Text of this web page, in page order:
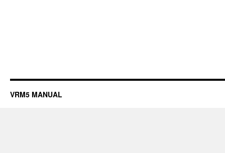
VRM5 MANUAL